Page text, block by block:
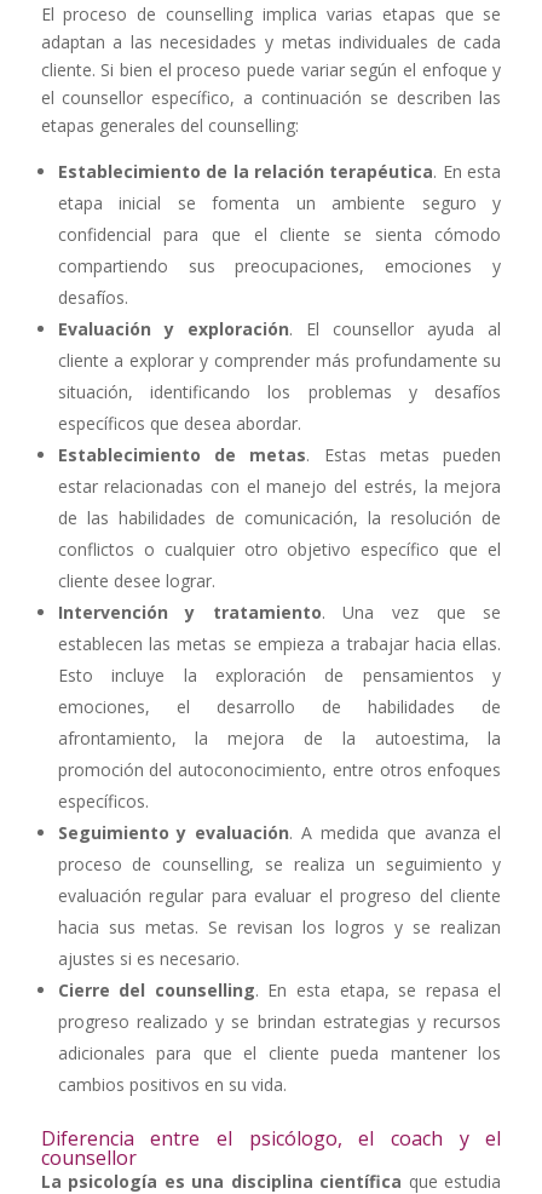
El proceso de counselling implica varias etapas que se
adaptan a las necesidades y metas individuales de cada
cliente. Si bien el proceso puede variar según el enfoque y
el counsellor específico, a continuación se describen las
etapas generales del counselling:
Establecimiento de la relación terapéutica. En esta
etapa inicial se fomenta un ambiente seguro y
confidencial para que el cliente se sienta cómodo
compartiendo sus preocupaciones, emociones y
desafíos.
Evaluación y exploración. El counsellor ayuda al
cliente a explorar y comprender más profundamente su
situación, identificando los problemas y desafíos
específicos que desea abordar.
Establecimiento de metas. Estas metas pueden
estar relacionadas con el manejo del estrés, la mejora
de las habilidades de comunicación, la resolución de
conflictos o cualquier otro objetivo específico que el
cliente desee lograr.
Intervención y tratamiento. Una vez que se
establecen las metas se empieza a trabajar hacia ellas.
Esto incluye la exploración de pensamientos y
emociones, el desarrollo de habilidades de
afrontamiento, la mejora de la autoestima, la
promoción del autoconocimiento, entre otros enfoques
específicos.
Seguimiento y evaluación. A medida que avanza el
proceso de counselling, se realiza un seguimiento y
evaluación regular para evaluar el progreso del cliente
hacia sus metas. Se revisan los logros y se realizan
ajustes si es necesario.
Cierre del counselling. En esta etapa, se repasa el
progreso realizado y se brindan estrategias y recursos
adicionales para que el cliente pueda mantener los
cambios positivos en su vida.
Diferencia entre el psicólogo, el coach y el
counsellor
La psicología es una disciplina científica que estudia